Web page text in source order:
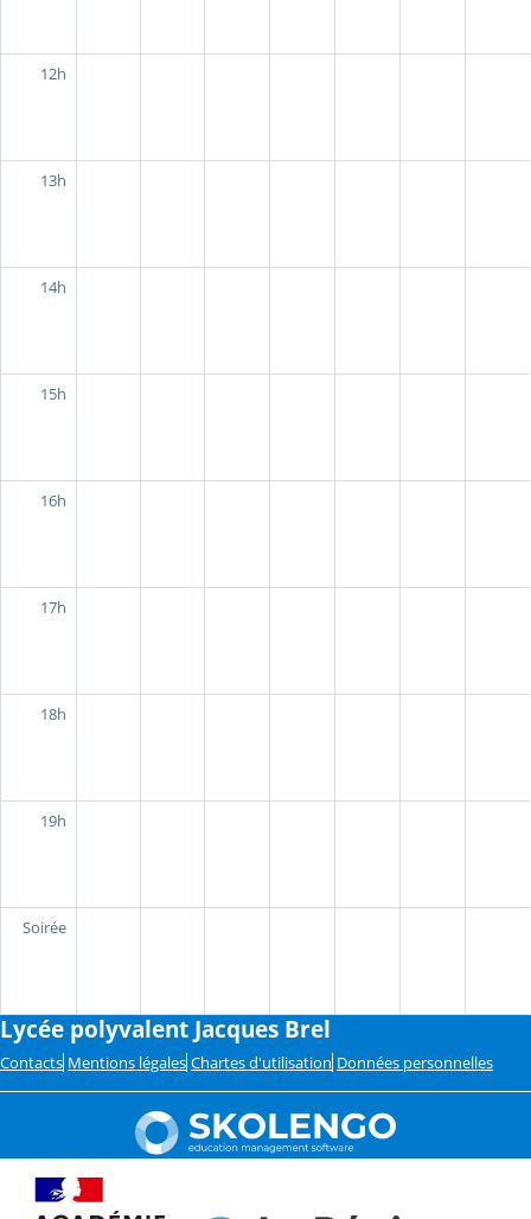
12h
13h
14h
15h
16h
17h
18h
19h
Soirée
Lycée polyvalent Jacques Brel
Contacts Mentions légales Chartes d'utilisation Données personnelles